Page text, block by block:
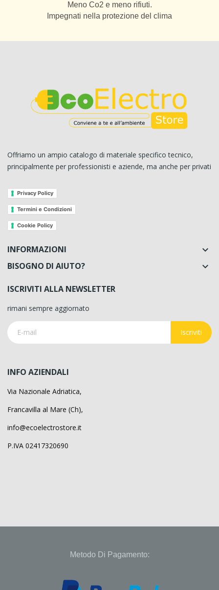
Meno Co2 e meno rifiuti.
Impegnati nella protezione del clima
Offriamo un ampio catalogo di materiale specifico tecnico,
principalmente per professionisti e aziende, ma anche per privati
Privacy Policy
Termini e Condizioni
Cookie Policy
INFORMAZIONI 
BISOGNO DI AIUTO? 
ISCRIVITI ALLA NEWSLETTER
rimani sempre aggiornato
Iscriviti
INFO AZIENDALI
Via Nazionale Adriatica,
Francavilla al Mare (Ch),
info@ecoelectrostore.it
P.IVA 02417320690
Metodo Di Pagamento: